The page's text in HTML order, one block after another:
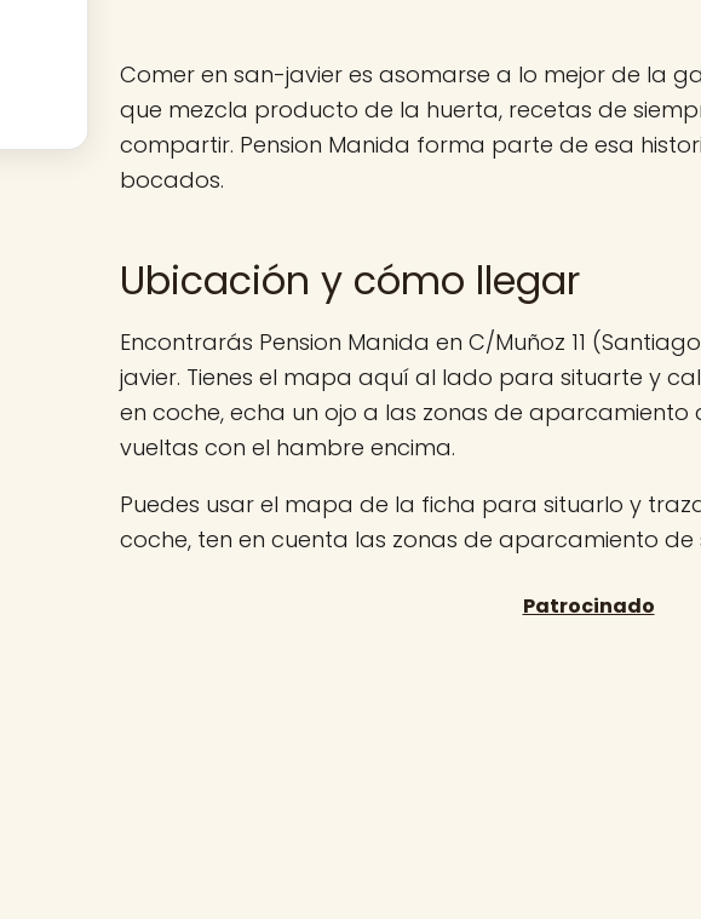
Comer en san-javier es asomarse a lo mejor de la
que mezcla producto de la huerta, recetas de
compartir. Pension Manida forma parte de esa
bocados.
Ubicación y cómo llegar
Encontrarás Pension Manida en C/Muñoz 11
javier. Tienes el mapa aquí al lado para situarte y
en coche, echa un ojo a las zonas de
vueltas con el hambre encima.
Puedes usar el mapa de la ficha para situarlo y
coche, ten en cuenta las zonas de aparcamiento de